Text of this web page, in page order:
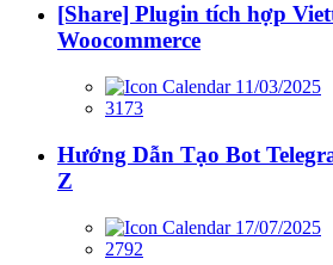
[Share] Plugin tích hợp
Woocommerce
11/03/2025
3173
Hướng Dẫn Tạo Bot
Z
17/07/2025
2792